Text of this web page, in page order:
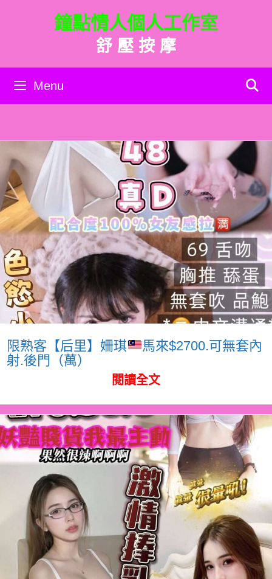
內
鐘點情人個人工作室
舒 壓 按 摩
Menu
限熟客【后里】姍琪
馬來$2700.可無套內
射.後門（萬）
閱讀全文